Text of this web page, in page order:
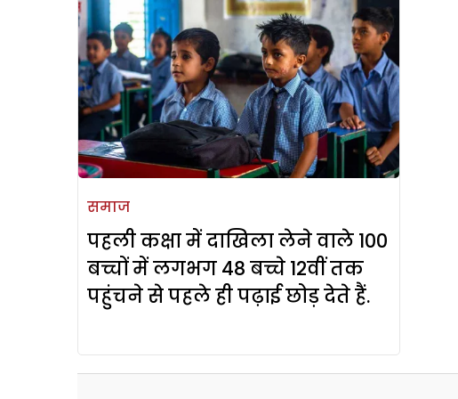
समाज
पहली कक्षा में दाखिला लेने वाले 100
बच्चों में लगभग 48 बच्चे 12वीं तक
पहुंचने से पहले ही पढ़ाई छोड़ देते हैं.